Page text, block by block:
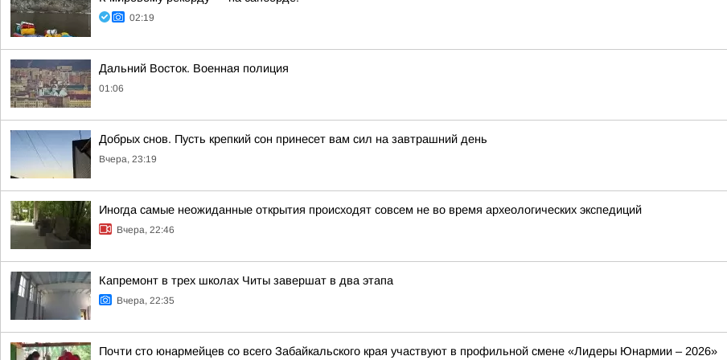
02:19
Дальний Восток. Военная полиция
01:06
Добрых снов. Пусть крепкий сон принесет вам сил на завтрашний день
Вчера, 23:19
Иногда самые неожиданные открытия происходят совсем не во время археологических экспедиций
Вчера, 22:46
Капремонт в трех школах Читы завершат в два этапа
Вчера, 22:35
Почти сто юнармейцев со всего Забайкальского края участвуют в профильной смене «Лидеры Юнармии – 2026»